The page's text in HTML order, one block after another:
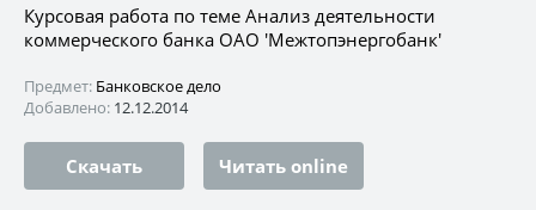
Курсовая работа по теме Анализ деятельности
коммерческого банка ОАО 'Межтопэнергобанк'
Предмет: Банковское дело
Добавлено: 12.12.2014
Скачать Читать online